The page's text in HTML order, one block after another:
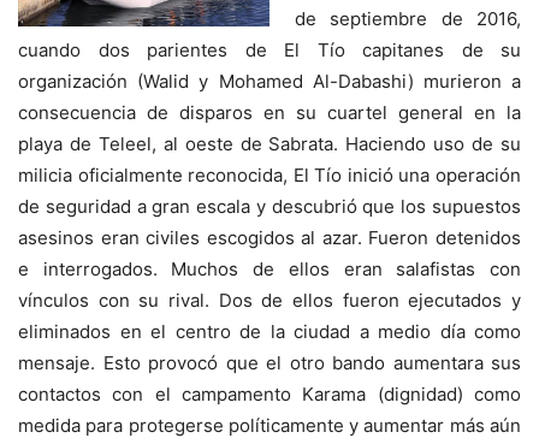
de septiembre de 2016,
cuando dos parientes de El Tío capitanes de su
organización (Walid y Mohamed Al-Dabashi) murieron a
consecuencia de disparos en su cuartel general en la
playa de Teleel, al oeste de Sabrata. Haciendo uso de su
milicia oficialmente reconocida, El Tío inició una operación
de seguridad a gran escala y descubrió que los supuestos
asesinos eran civiles escogidos al azar. Fueron detenidos
e interrogados. Muchos de ellos eran salafistas con
vínculos con su rival. Dos de ellos fueron ejecutados y
eliminados en el centro de la ciudad a medio día como
mensaje. Esto provocó que el otro bando aumentara sus
contactos con el campamento Karama (dignidad) como
medida para protegerse políticamente y aumentar más aún